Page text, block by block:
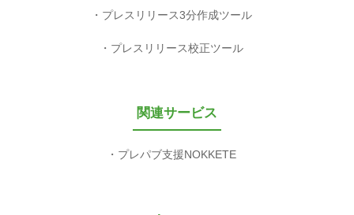
プレスリリース3分作成ツール
プレスリリース校正ツール
関連サービス
プレパブ支援NOKKETE